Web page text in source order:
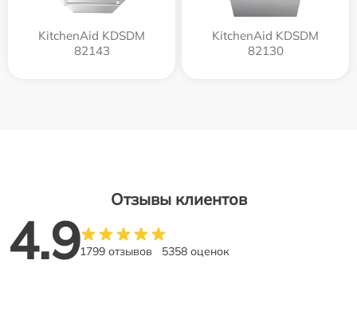
KitchenAid KDSDM
82143
KitchenAid KDSDM
82130
Отзывы клиентов
4.91799 отзывов 5358 оценок